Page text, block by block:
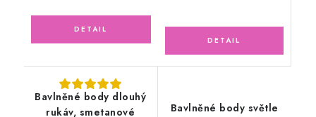
Bavlněné body dlouhý
rukáv, smetanové
Bavlněné body světle